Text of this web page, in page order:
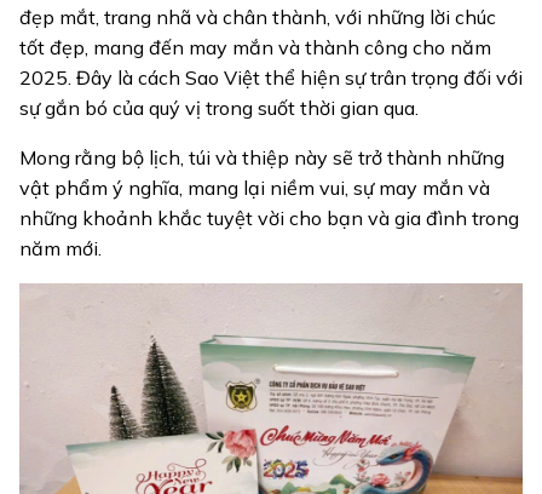
đẹp mắt, trang nhã và chân thành, với những lời chúc
tốt đẹp, mang đến may mắn và thành công cho năm
2025. Đây là cách Sao Việt thể hiện sự trân trọng đối với
sự gắn bó của quý vị trong suốt thời gian qua.
Mong rằng bộ lịch, túi và thiệp này sẽ trở thành những
vật phẩm ý nghĩa, mang lại niềm vui, sự may mắn và
những khoảnh khắc tuyệt vời cho bạn và gia đình trong
năm mới.